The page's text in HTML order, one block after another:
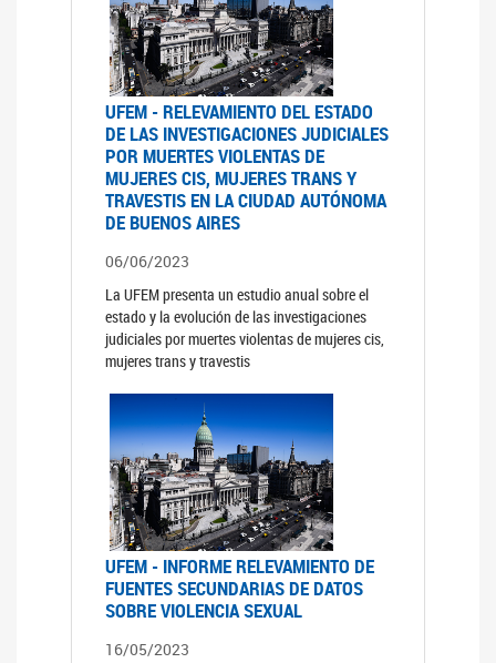
UFEM - RELEVAMIENTO DEL ESTADO
DE LAS INVESTIGACIONES JUDICIALES
POR MUERTES VIOLENTAS DE
MUJERES CIS, MUJERES TRANS Y
TRAVESTIS EN LA CIUDAD AUTÓNOMA
DE BUENOS AIRES
06/06/2023
La UFEM presenta un estudio anual sobre el
estado y la evolución de las investigaciones
judiciales por muertes violentas de mujeres cis,
mujeres trans y travestis
UFEM - INFORME RELEVAMIENTO DE
FUENTES SECUNDARIAS DE DATOS
SOBRE VIOLENCIA SEXUAL
16/05/2023